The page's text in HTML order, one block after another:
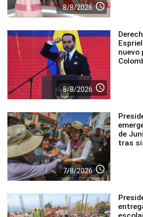
8/8/2026 access_time
8/8/2026 access_time
nuevo
7/8/2026 access_time
de
tras